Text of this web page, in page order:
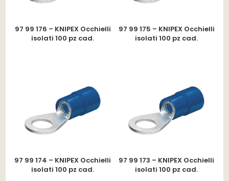
97 99 176 – KNIPEX Occhielli
isolati 100 pz cad.
97 99 175 – KNIPEX Occhielli
isolati 100 pz cad.
97 99 174 – KNIPEX Occhielli
isolati 100 pz cad.
97 99 173 – KNIPEX Occhielli
isolati 100 pz cad.